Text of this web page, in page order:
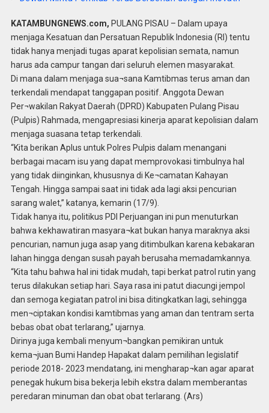
KATAMBUNGNEWS.com, PULANG PISAU – Dalam upaya
menjaga Kesatuan dan Persatuan Republik Indonesia (RI) tentu
tidak hanya menjadi tugas aparat kepolisian semata, namun
harus ada campur tangan dari seluruh elemen masyarakat.
Di mana dalam menjaga sua¬sana Kamtibmas terus aman dan
terkendali mendapat tanggapan positif. Anggota Dewan
Per¬wakilan Rakyat Daerah (DPRD) Kabupaten Pulang Pisau
(Pulpis) Rahmada, mengapresiasi kinerja aparat kepolisian dalam
menjaga suasana tetap terkendali.
“Kita berikan Aplus untuk Polres Pulpis dalam menangani
berbagai macam isu yang dapat memprovokasi timbulnya hal
yang tidak diinginkan, khususnya di Ke¬camatan Kahayan
Tengah. Hingga sampai saat ini tidak ada lagi aksi pencurian
sarang walet,” katanya, kemarin (17/9).
Tidak hanya itu, politikus PDI Perjuangan ini pun menuturkan
bahwa kekhawatiran masyara¬kat bukan hanya maraknya aksi
pencurian, namun juga asap yang ditimbulkan karena kebakaran
lahan hingga dengan susah payah berusaha memadamkannya.
“Kita tahu bahwa hal ini tidak mudah, tapi berkat patrol rutin yang
terus dilakukan setiap hari. Saya rasa ini patut diacungi jempol
dan semoga kegiatan patrol ini bisa ditingkatkan lagi, sehingga
men¬ciptakan kondisi kamtibmas yang aman dan tentram serta
bebas obat obat terlarang,” ujarnya.
Dirinya juga kembali menyum¬bangkan pemikiran untuk
kema¬juan Bumi Handep Hapakat dalam pemilihan legislatif
periode 2018- 2023 mendatang, ini mengharap¬kan agar aparat
penegak hukum bisa bekerja lebih ekstra dalam memberantas
peredaran minuman dan obat obat terlarang. (Ars)